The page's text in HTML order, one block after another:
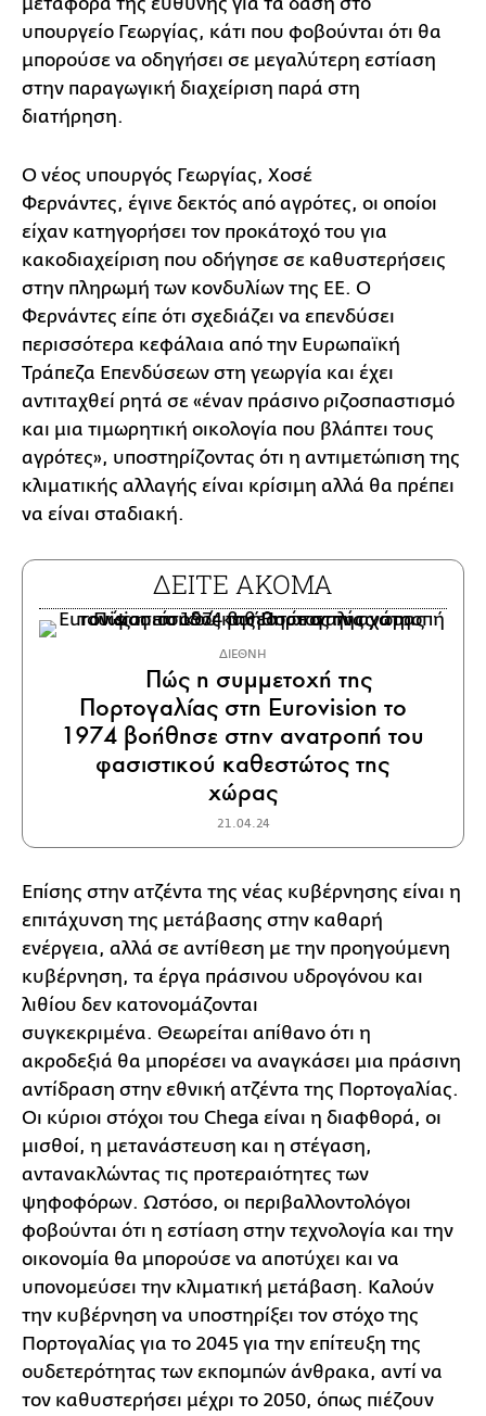
υπουργείο Γεωργίας, κάτι που φοβούνται ότι θα
μπορούσε να οδηγήσει σε μεγαλύτερη εστίαση
στην παραγωγική διαχείριση παρά στη
διατήρηση.
Ο νέος υπουργός Γεωργίας, Χοσέ
Φερνάντες, έγινε δεκτός από αγρότες, οι οποίοι
είχαν κατηγορήσει τον προκάτοχό του για
κακοδιαχείριση που οδήγησε σε καθυστερήσεις
στην πληρωμή των κονδυλίων της ΕΕ. Ο
Φερνάντες είπε ότι σχεδιάζει να επενδύσει
περισσότερα κεφάλαια από την Ευρωπαϊκή
Τράπεζα Επενδύσεων στη γεωργία και έχει
αντιταχθεί ρητά σε «έναν πράσινο ριζοσπαστισμό
και μια τιμωρητική οικολογία που βλάπτει τους
αγρότες», υποστηρίζοντας ότι η αντιμετώπιση της
κλιματικής αλλαγής είναι κρίσιμη αλλά θα πρέπει
να είναι σταδιακή.
ΔΕΙΤΕ ΑΚΟΜΑ
ΔΙΕΘΝΗ
Πώς η συμμετοχή της
Πορτογαλίας στη Eurovision το
1974 βοήθησε στην ανατροπή του
φασιστικού καθεστώτος της
χώρας
21.04.24
Επίσης στην ατζέντα της νέας κυβέρνησης είναι η
επιτάχυνση της μετάβασης στην καθαρή
ενέργεια, αλλά σε αντίθεση με την προηγούμενη
κυβέρνηση, τα έργα πράσινου υδρογόνου και
λιθίου δεν κατονομάζονται
συγκεκριμένα. Θεωρείται απίθανο ότι η
ακροδεξιά θα μπορέσει να αναγκάσει μια πράσινη
αντίδραση στην εθνική ατζέντα της Πορτογαλίας.
Οι κύριοι στόχοι του Chega είναι η διαφθορά, οι
μισθοί, η μετανάστευση και η στέγαση,
αντανακλώντας τις προτεραιότητες των
ψηφοφόρων. Ωστόσο, οι περιβαλλοντολόγοι
φοβούνται ότι η εστίαση στην τεχνολογία και την
οικονομία θα μπορούσε να αποτύχει και να
υπονομεύσει την κλιματική μετάβαση. Καλούν
την κυβέρνηση να υποστηρίξει τον στόχο της
Πορτογαλίας για το 2045 για την επίτευξη της
ουδετερότητας των εκπομπών άνθρακα, αντί να
τον καθυστερήσει μέχρι το 2050, όπως πιέζουν